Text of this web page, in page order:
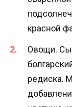
красной
Овощи.
редиска.